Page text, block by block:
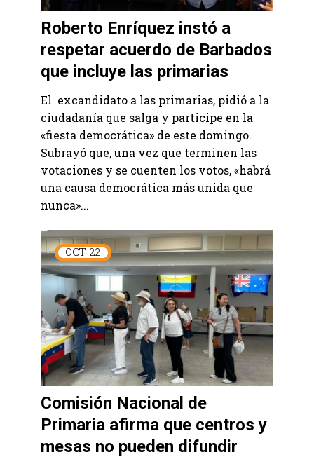
Roberto Enríquez instó a
respetar acuerdo de Barbados
que incluye las primarias
El excandidato a las primarias, pidió a la
ciudadanía que salga y participe en la
«fiesta democrática» de este domingo.
Subrayó que, una vez que terminen las
votaciones y se cuenten los votos, «habrá
una causa democrática más unida que
nunca»...
OCT 22
Comisión Nacional de
Primaria afirma que centros y
mesas no pueden difundir